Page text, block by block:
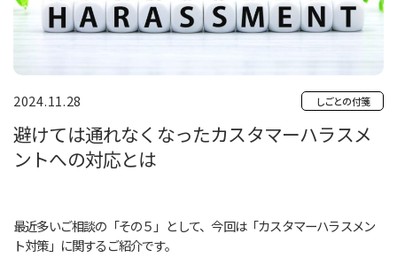
2024.11.28 しごとの付箋
避けては通れなくなったカスタマーハラスメ
ントへの対応とは
最近多いご相談の「その５」として、今回は「カスタマーハラスメン
ト対策」に関するご紹介です。